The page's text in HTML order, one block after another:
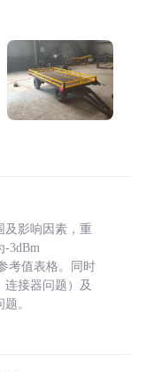
及影响因素，重
-3dBm
考值表格。同时
接器问题）及
。